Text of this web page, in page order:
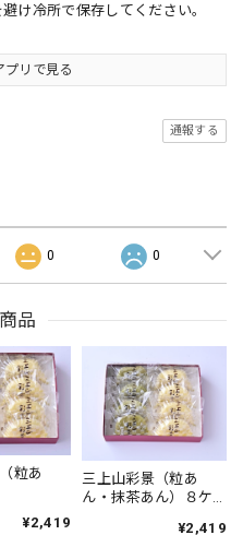
け冷所で保存してください。
プリで見る
通報する
0 0
品
粒あ
¥2,419
三上山彩景（粒あ
ん・抹茶あん）８ケ
¥2,419